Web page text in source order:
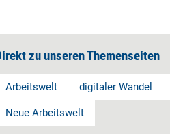
zu unseren Themenseiten
Arbeitswelt digitaler Wandel
Neue Arbeitswelt